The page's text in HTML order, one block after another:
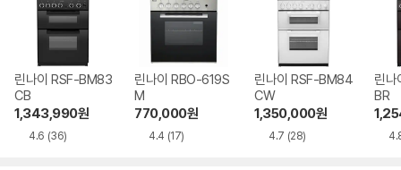
린나이 RSF-BM83
CB
1,343,990원
4.6 (36)
린나이 RBO-619S
M
770,000원
4.4 (17)
린나이 RSF-BM84
CW
1,350,000원
4.7 (28)
린
BR